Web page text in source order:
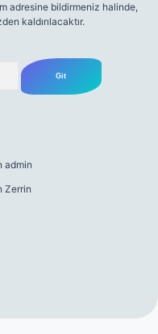
adresine bildirmeniz halinde,
kaldırılacaktır.
admin
Zerrin